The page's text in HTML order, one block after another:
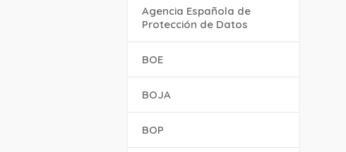
Agencia Española de
Protección de Datos
BOE
BOJA
BOP